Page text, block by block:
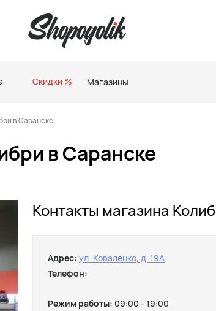
Скидки % Магазины
в Саранске
в Саранске
Контакты магазина
Адрес: ул. Коваленко, д. 19А
Телефон:
Режим работы: 09:00 - 19:00